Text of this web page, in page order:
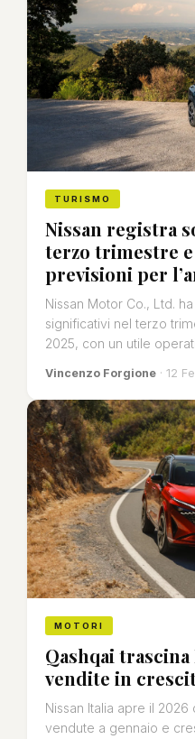
TURISMO
Nissan registra
terzo trimestre
previsioni per
Nissan Motor Co., Ltd.
significativi nel terzo
2025, con un utile
Vincenzo Forgione · 12
MOTORI
Qashqai trascina
vendite in
Nissan Italia apre il
vendute a gennaio e